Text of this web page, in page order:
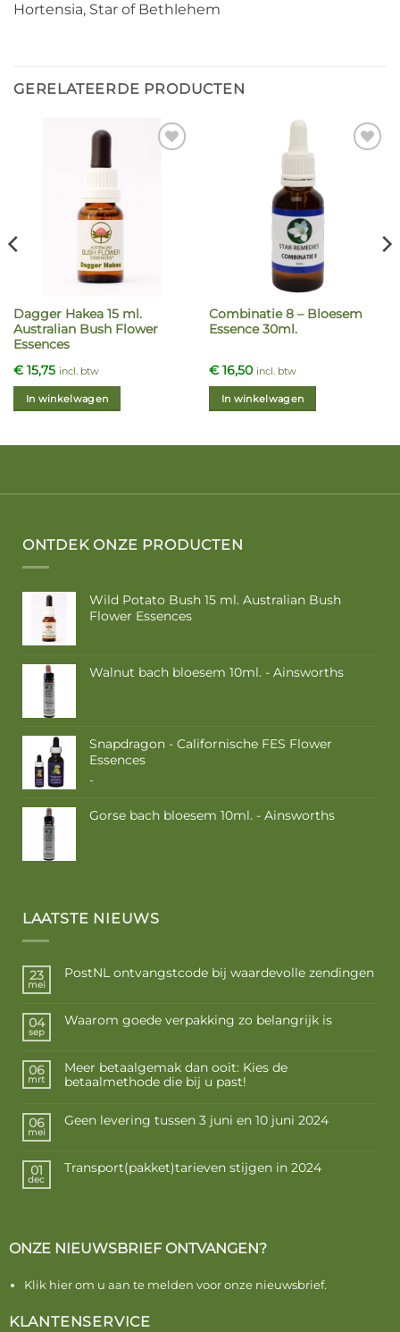
Hortensia, Star of Bethlehem
GERELATEERDE PRODUCTEN
Dagger Hakea 15 ml.
Australian Bush Flower
Essences
€15,75 incl. btw
In winkelwagen
Combinatie 8 – Bloesem
Essence 30ml.
€16,50 incl. btw
In winkelwagen
ONTDEK ONZE PRODUCTEN
Wild Potato Bush 15 ml. Australian Bush
Flower Essences
Walnut bach bloesem 10ml. - Ainsworths
Snapdragon - Californische FES Flower
Essences
-Prijsklasse:
tot
€ 17,50
Gorse bach bloesem 10ml. - Ainsworths
LAATSTE NIEUWS
23
mei
PostNL ontvangstcode bij waardevolle zendingen
04
sep
Waarom goede verpakking zo belangrijk is
06
mrt
Meer betaalgemak dan ooit: Kies de
betaalmethode die bij u past!
06
mei
Geen levering tussen 3 juni en 10 juni 2024
01
dec
Transport(pakket)tarieven stijgen in 2024
ONZE NIEUWSBRIEF ONTVANGEN?
Klik hier om u aan te melden voor onze nieuwsbrief.
KLANTENSERVICE